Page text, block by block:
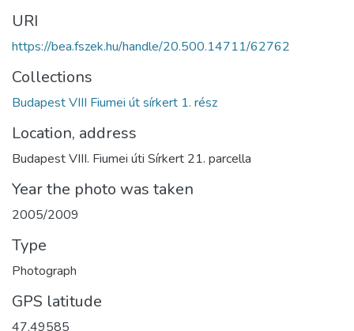
URI
https://bea.fszek.hu/handle/20.500.14711/62762
Collections
Budapest VIII Fiumei út sírkert 1. rész
Location, address
Budapest VIII. Fiumei úti Sírkert 21. parcella
Year the photo was taken
2005/2009
Type
Photograph
GPS latitude
47.49585